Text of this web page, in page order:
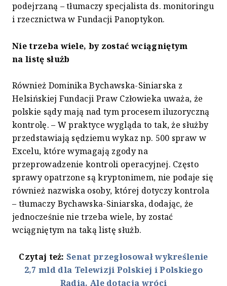
podejrzaną – tłumaczy specjalista ds. monitoringu
i rzecznictwa w Fundacji Panoptykon.
Nie trzeba wiele, by zostać wciągniętym
na listę służb
Również Dominika Bychawska-Siniarska z
Helsińskiej Fundacji Praw Człowieka uważa, że
polskie sądy mają nad tym procesem iluzoryczną
kontrolę. – W praktyce wygląda to tak, że służby
przedstawiają sędziemu wykaz np. 500 spraw w
Excelu, które wymagają zgody na
przeprowadzenie kontroli operacyjnej. Często
sprawy opatrzone są kryptonimem, nie podaje się
również nazwiska osoby, której dotyczy kontrola
– tłumaczy Bychawska-Siniarska, dodając, że
jednocześnie nie trzeba wiele, by zostać
wciągniętym na taką listę służb.
Czytaj też:Senat przegłosował wykreślenie
2,7 mld dla Telewizji Polskiej i Polskiego
Radia. Ale dotacja wróci